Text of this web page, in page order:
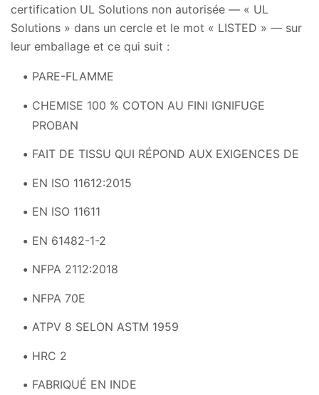
certification UL Solutions non autorisée — « UL
Solutions » dans un cercle et le mot « LISTED » — sur
leur emballage et ce qui suit :
PARE-FLAMME
CHEMISE 100 % COTON AU FINI IGNIFUGE
PROBAN
FAIT DE TISSU QUI RÉPOND AUX EXIGENCES DE
EN ISO 11612:2015
EN ISO 11611
EN 61482-1-2
NFPA 2112:2018
NFPA 70E
ATPV 8 SELON ASTM 1959
HRC 2
FABRIQUÉ EN INDE